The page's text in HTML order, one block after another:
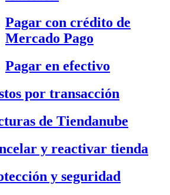
Pagar con crédito de
Mercado Pago
Pagar en efectivo
por transacción
de Tiendanube
y reactivar tienda
y seguridad